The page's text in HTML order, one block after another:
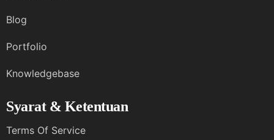
Blog
Portfolio
Knowledgebase
Syarat & Ketentuan
Terms Of Service